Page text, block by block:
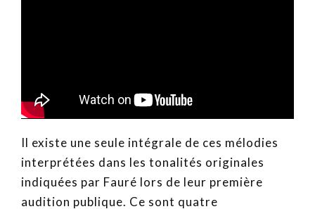
Il existe une seule intégrale de ces mélodies
interprétées dans les tonalités originales
indiquées par Fauré lors de leur première
audition publique. Ce sont quatre